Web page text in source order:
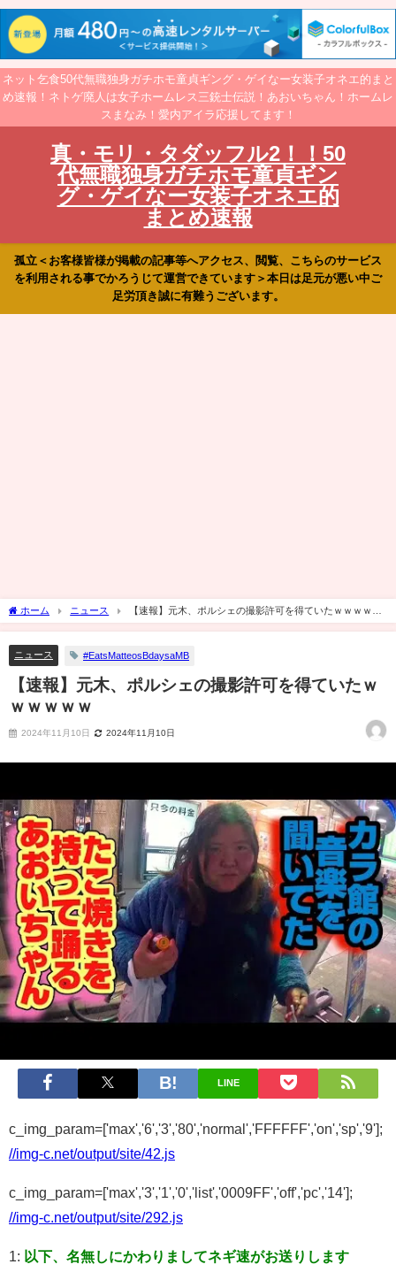
ネット乞食50代無職独身ガチホモ童貞ギング・ゲイなー女装子オネエ的まと
め速報！ネトゲ廃人は女子ホームレス三銃士伝説！あおいちゃん！ホームレ
スまなみ！愛内アイラ応援してます！
真・モリ・タダッフル2！！50
代無職独身ガチホモ童貞ギン
グ・ゲイなー女装子オネエ的
まとめ速報
孤立＜お客様皆様が掲載の記事等へアクセス、閲覧、こちらのサービス
を利用される事でかろうじて運営できています＞本日は足元が悪い中ご
足労頂き誠に有難うございます。
ホーム ニュース
【速報】元木、ポルシェの撮影許可を得ていたｗｗｗｗｗ
ｗ
ニュース #EatsMatteosBdaysaMB
【速報】元木、ポルシェの撮影許可を得ていたｗ
ｗｗｗｗｗ
2024年11月10日 2024年11月10日
LINE
c_img_param=['max','6','3','80','normal','FFFFFF','on','sp','9'];
//img-c.net/output/site/42.js
c_img_param=['max','3','1','0','list','0009FF','off','pc','14'];
//img-c.net/output/site/292.js
1: 以下、名無しにかわりましてネギ速がお送りします